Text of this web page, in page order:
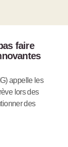
faire
appelle les
lors des
des